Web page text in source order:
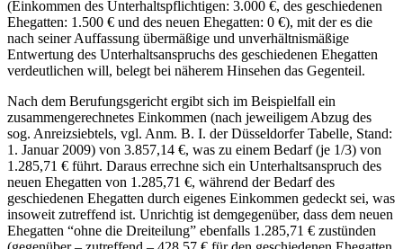
(Einkommen des Unterhaltspflichtigen: 3.000 €, des geschiedenen
Ehegatten: 1.500 € und des neuen Ehegatten: 0 €), mit der es die
nach seiner Auffassung übermäßige und unverhältnismäßige
Entwertung des Unterhaltsanspruchs des geschiedenen Ehegatten
verdeutlichen will, belegt bei näherem Hinsehen das Gegenteil.
Nach dem Berufungsgericht ergibt sich im Beispielfall ein
zusammengerechnetes Einkommen (nach jeweiligem Abzug des
sog. Anreizsiebtels, vgl. Anm. B. I. der Düsseldorfer Tabelle, Stand:
1. Januar 2009) von 3.857,14 €, was zu einem Bedarf (je 1/3) von
1.285,71 € führt. Daraus errechne sich ein Unterhaltsanspruch des
neuen Ehegatten von 1.285,71 €, während der Bedarf des
geschiedenen Ehegatten durch eigenes Einkommen gedeckt sei, was
insoweit zutreffend ist. Unrichtig ist demgegenüber, dass dem neuen
Ehegatten “ohne die Dreiteilung” ebenfalls 1.285,71 € zustünden